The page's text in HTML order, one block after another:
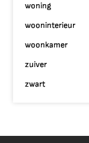
woning
wooninterieur
woonkamer
zuiver
zwart